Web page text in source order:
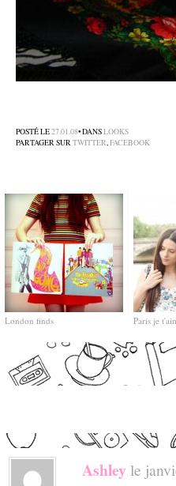
POSTÉ LE27.01.08• DANSLOOKS
PARTAGER SURTWITTER,FACEBOOK
London finds Paris je
Ashley le